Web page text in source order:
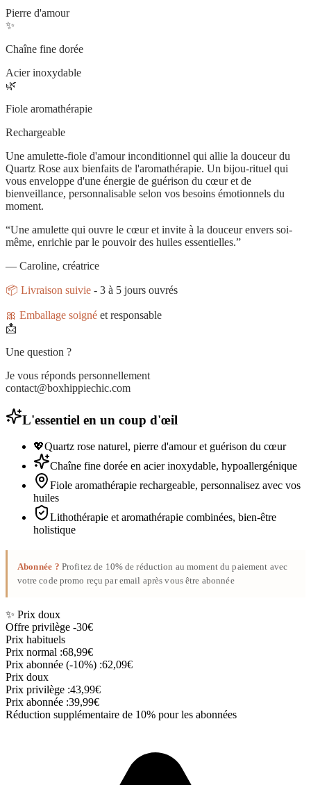
Pierre d'amour
✨
Chaîne fine dorée
Acier inoxydable
🌿
Fiole aromathérapie
Rechargeable
Une amulette-fiole d'amour inconditionnel qui allie la douceur du
Quartz Rose aux bienfaits de l'aromathérapie. Un bijou-rituel qui
vous enveloppe d'une énergie de guérison du cœur et de
bienveillance, personnalisable selon vos besoins émotionnels du
moment.
“Une amulette qui ouvre le cœur et invite à la douceur envers soi-
même, enrichie par le pouvoir des huiles essentielles.”
— Caroline, créatrice
📦 Livraison suivie - 3 à 5 jours ouvrés
🎀 Emballage soigné et responsable
📩
Une question ?
Je vous réponds personnellement
contact@boxhippiechic.com
L'essentiel en un coup d'œil
💖Quartz rose naturel, pierre d'amour et guérison du cœur
Chaîne fine dorée en acier inoxydable, hypoallergénique
Fiole aromathérapie rechargeable, personnalisez avec vos
huiles
Lithothérapie et aromathérapie combinées, bien-être
holistique
Abonnée ? Profitez de 10% de réduction au moment du paiement avec
votre code promo reçu par email après vous être abonnée
✨ Prix doux
Offre privilège -30€
Prix habituels
Prix normal :68,99€
Prix abonnée (-10%) :62,09€
Prix doux
Prix privilège :43,99€
Prix abonnée :39,99€
Réduction supplémentaire de 10% pour les abonnées